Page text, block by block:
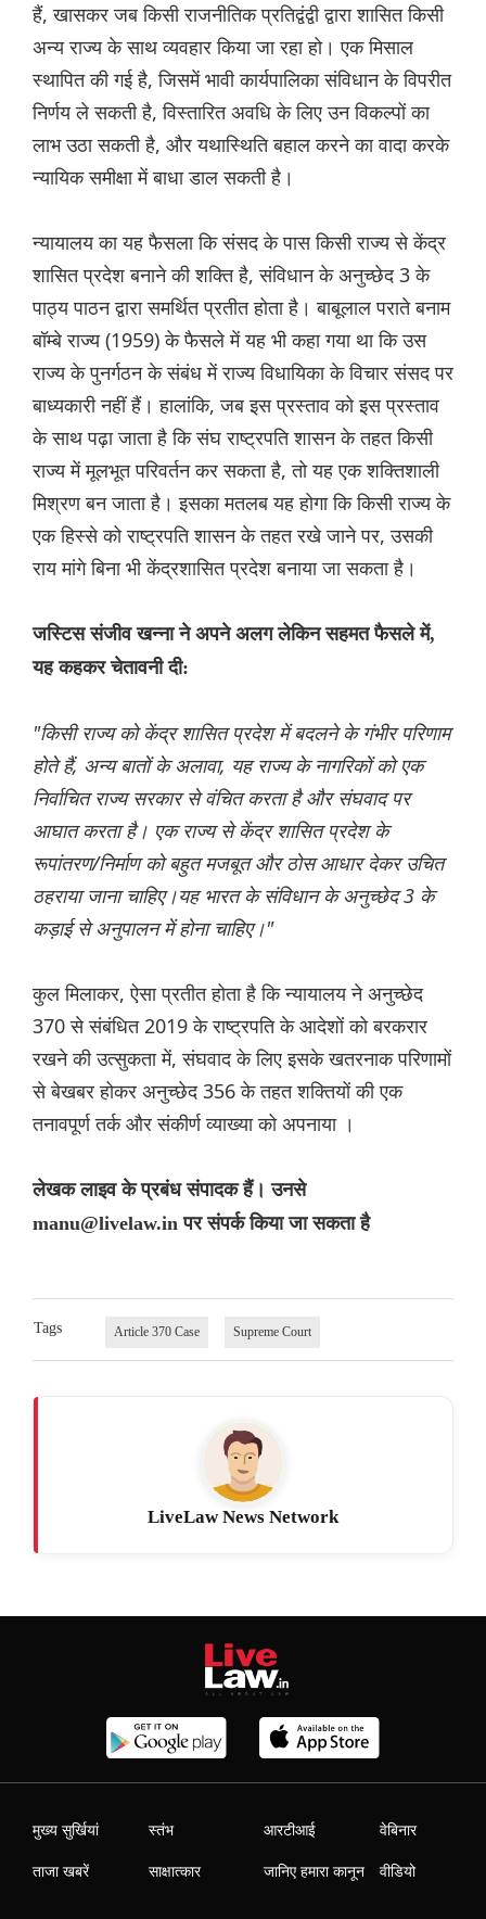
हैं, खासकर जब किसी राजनीतिक प्रतिद्वंद्वी द्वारा शासित किसी
अन्य राज्य के साथ व्यवहार किया जा रहा हो। एक मिसाल
स्थापित की गई है, जिसमें भावी कार्यपालिका संविधान के विपरीत
निर्णय ले सकती है, विस्तारित अवधि के लिए उन विकल्पों का
लाभ उठा सकती है, और यथास्थिति बहाल करने का वादा करके
न्यायिक समीक्षा में बाधा डाल सकती है।
न्यायालय का यह फैसला कि संसद के पास किसी राज्य से केंद्र
शासित प्रदेश बनाने की शक्ति है, संविधान के अनुच्छेद 3 के
पाठ्य पाठन द्वारा समर्थित प्रतीत होता है। बाबूलाल पराते बनाम
बॉम्बे राज्य (1959) के फैसले में यह भी कहा गया था कि उस
राज्य के पुनर्गठन के संबंध में राज्य विधायिका के विचार संसद पर
बाध्यकारी नहीं हैं। हालांकि, जब इस प्रस्ताव को इस प्रस्ताव
के साथ पढ़ा जाता है कि संघ राष्ट्रपति शासन के तहत किसी
राज्य में मूलभूत परिवर्तन कर सकता है, तो यह एक शक्तिशाली
मिश्रण बन जाता है। इसका मतलब यह होगा कि किसी राज्य के
एक हिस्से को राष्ट्रपति शासन के तहत रखे जाने पर, उसकी
राय मांगे बिना भी केंद्रशासित प्रदेश बनाया जा सकता है।
जस्टिस संजीव खन्ना ने अपने अलग लेकिन सहमत फैसले में,
यह कहकर चेतावनी दी:
"किसी राज्य को केंद्र शासित प्रदेश में बदलने के गंभीर परिणाम
होते हैं, अन्य बातों के अलावा, यह राज्य के नागरिकों को एक
निर्वाचित राज्य सरकार से वंचित करता है और संघवाद पर
आघात करता है। एक राज्य से केंद्र शासित प्रदेश के
रूपांतरण/निर्माण को बहुत मजबूत और ठोस आधार देकर उचित
ठहराया जाना चाहिए।यह भारत के संविधान के अनुच्छेद 3 के
कड़ाई से अनुपालन में होना चाहिए।"
कुल मिलाकर, ऐसा प्रतीत होता है कि न्यायालय ने अनुच्छेद
370 से संबंधित 2019 के राष्ट्रपति के आदेशों को बरकरार
रखने की उत्सुकता में, संघवाद के लिए इसके खतरनाक परिणामों
से बेखबर होकर अनुच्छेद 356 के तहत शक्तियों की एक
तनावपूर्ण तर्क और संकीर्ण व्याख्या को अपनाया ।
लेखक लाइव के प्रबंध संपादक हैं। उनसे
manu@livelaw.in पर संपर्क किया जा सकता है
Tags Article 370 Case Supreme Court
LiveLaw News Network
मुख्य सुर्खियां
ताजा खबरें
स्तंभ
साक्षात्कार
आरटीआई
जानिए हमारा कानून
वेबिनार
वीडियो